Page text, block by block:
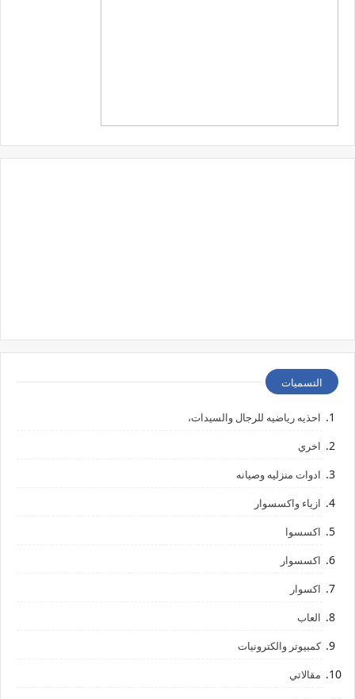
التسميات
احذيه رياضيه للرجال والسيدات،
اخري
ادوات منزليه وصيانه
ازياء واكسسوار
اكسسوا
اكسسوار
اكسوار
العاب
كمبيوتر والكترونيات
مقالاتي